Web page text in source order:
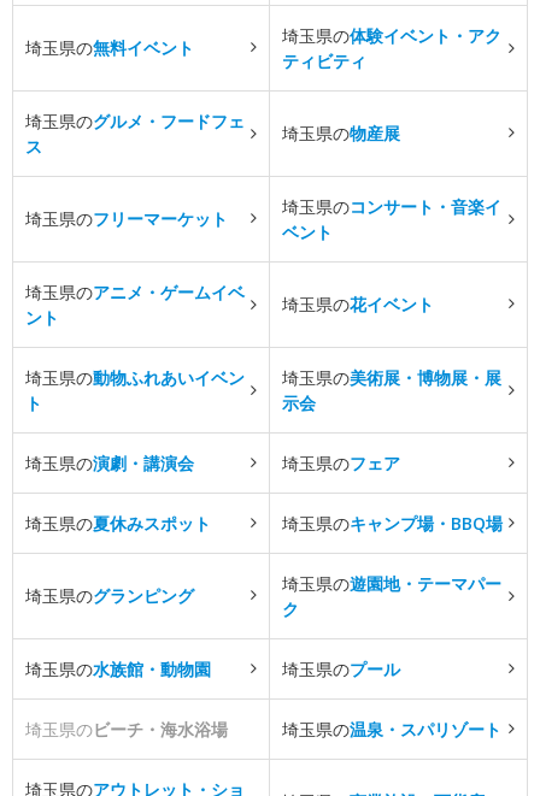
埼玉県の無料イベント
埼玉県の体験イベント・アク
ティビティ
埼玉県のグルメ・フードフェ
ス
埼玉県の物産展
埼玉県のフリーマーケット
埼玉県のコンサート・音楽イ
ベント
埼玉県のアニメ・ゲームイベ
ント
埼玉県の花イベント
埼玉県の動物ふれあいイベン
ト
埼玉県の美術展・博物展・展
示会
埼玉県の演劇・講演会 埼玉県のフェア
埼玉県の夏休みスポット 埼玉県のキャンプ場・BBQ場
埼玉県のグランピング
埼玉県の遊園地・テーマパー
ク
埼玉県の水族館・動物園 埼玉県のプール
埼玉県のビーチ・海水浴場 埼玉県の温泉・スパリゾート
埼玉県のアウトレット・ショ